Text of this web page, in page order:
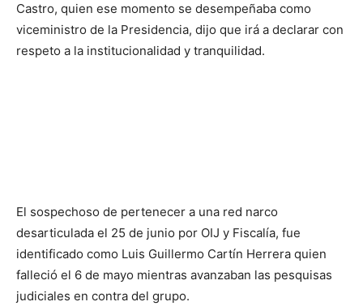
Castro, quien ese momento se desempeñaba como
viceministro de la Presidencia, dijo que irá a declarar con
respeto a la institucionalidad y tranquilidad.
El sospechoso de pertenecer a una red narco
desarticulada el 25 de junio por OIJ y Fiscalía, fue
identificado como Luis Guillermo Cartín Herrera quien
falleció el 6 de mayo mientras avanzaban las pesquisas
judiciales en contra del grupo.